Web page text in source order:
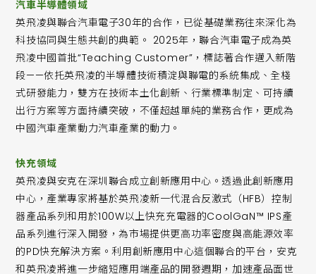
汽車半導體領域
英飛凌與聯合汽車電子30年的合作，已從基礎業務往來深化為
科技協同與生態共創的典範。 2025年，聯合汽車電子成為英
飛凌中國首批“Teaching Customer”，標誌著合作邁入新階
段——依托英飛凌的半導體技術積淀與聯電的系統集成、全棧
式研發能力，雙方在技術本土化創新、行業標準制定、可持續
出行方案等方面持續突破，不僅超越單純的業務合作，更成為
中國汽車產業動力汽車產業的動力。
快充領域
英飛凌與安克在深圳聯合成立創新應用中心。透過此創新應用
中心，產業專家將基於英飛凌新一代混合反激式（HFB）控制
器產品系列和用於100W以上快充充電器的CoolGaN™ IPS產
品系列進行深入開發，為市場提供更高功率密度與高能源效率
的PD快充解決方案。利用創新應用中心這個聯合的平台，安克
和英飛凌將進一步縮短應用端產品的開發週期，加速產品面世